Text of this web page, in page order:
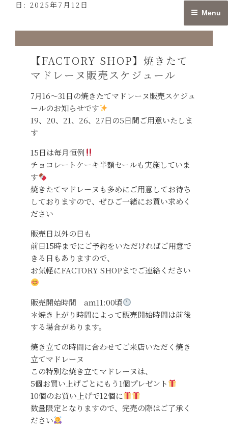
content
Menu
日: 2025年7月12日
【FACTORY SHOP】焼きたて
マドレーヌ販売スケジュール
7月16〜31日の焼きたてマドレーヌ販売スケジュ
ールのお知らせです
19、20、21、26、27日の5日間ご用意いたしま
す
15日は毎月恒例
チョコレートケーキ半額セールも実施していま
す
焼きたてマドレーヌも多めにご用意してお待ち
しておりますので、ぜひご一緒にお買い求めく
ださい
販売日以外の日も
前日15時までにご予約をいただければご用意で
きる日もありますので、
お気軽にFACTORY SHOPまでご連絡ください
販売開始時間 am11:00頃
＊焼き上がり時間によって販売開始時間は前後
する場合があります。
焼き立ての時間に合わせてご来店いただく焼き
立てマドレーヌ
この特別な焼き立てマドレーヌは、
5個お買い上げごとにもう1個プレゼント
10個のお買い上げで12個に
数量限定となりますので、完売の際はご了承く
ださい